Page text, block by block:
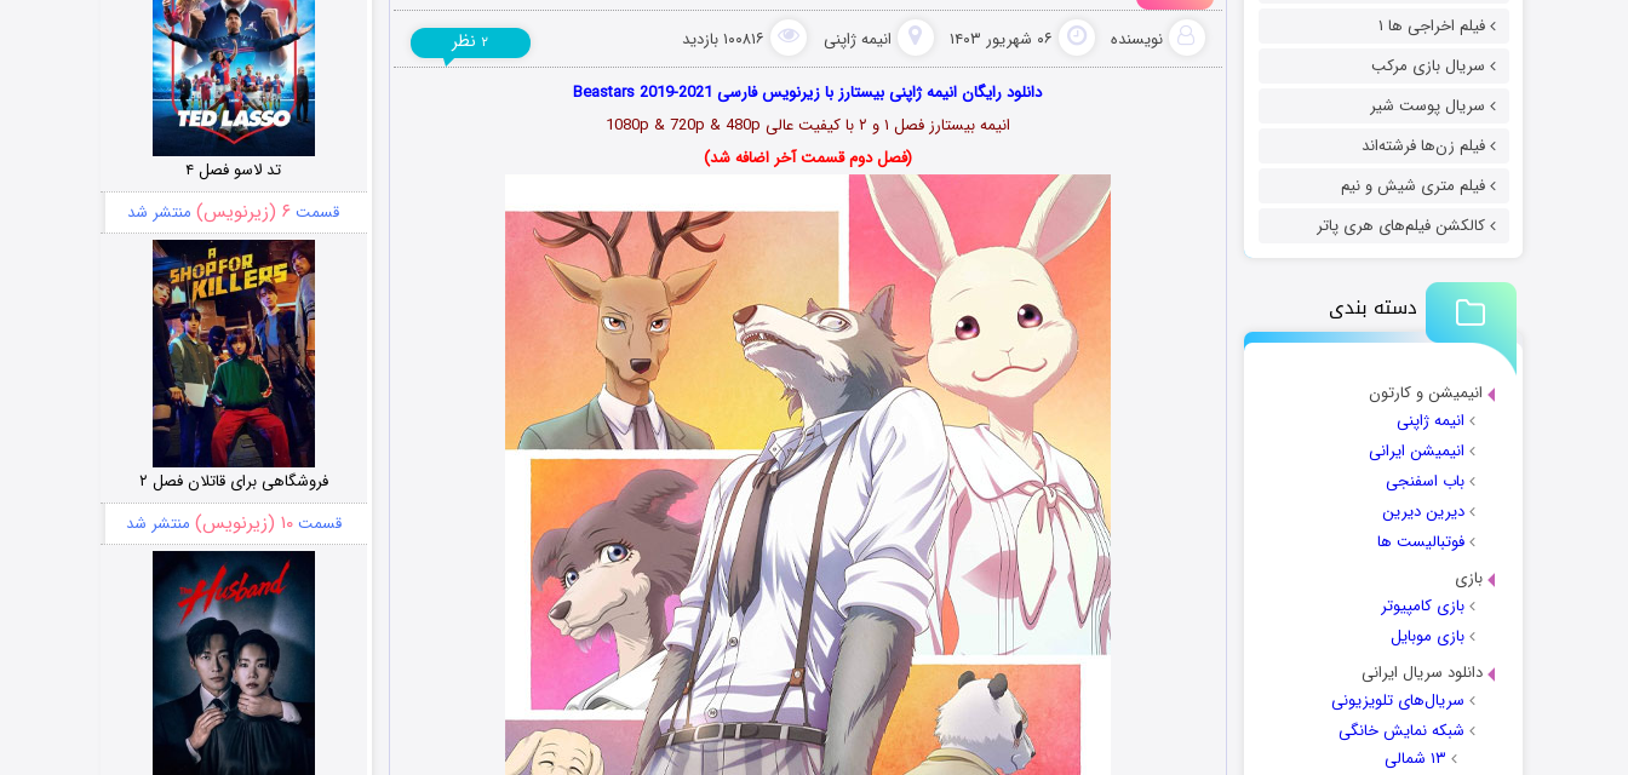
فیلم اخراجی ها ۱
سریال بازی مرکب
سریال پوست شیر
فیلم زن‌ها فرشته‌اند
فیلم متری شیش و نیم
کالکشن فیلم‌های هری پاتر
دسته بندی
انیمیشن و کارتون
انیمه ژاپنی
انیمیشن ایرانی
باب اسفنجی
دیرین دیرین
فوتبالیست ها
بازی
بازی کامپیوتر
بازی موبایل
دانلود سریال ایرانی
سریال‌های تلویزیونی
شبکه نمایش خانگی
۱۳ شمالی
نویسنده ۰۶ شهریور ۱۴۰۳ انیمه ژاپنی ۱۰۰۸۱۶ بازدید ۲ نظر
دانلود رایگان انیمه ژاپنی بیستارز با زیرنویس فارسی Beastars 2019-2021
انیمه بیستارز فصل ۱ و ۲ با کیفیت عالی 1080p & 720p & 480p
(فصل دوم قسمت آخر اضافه شد)
تد لاسو فصل ۴
قسمت ۶ (زیرنویس) منتشر شد
فروشگاهی برای قاتلان فصل ۲
قسمت۱۰ (زیرنویس) منتشر شد